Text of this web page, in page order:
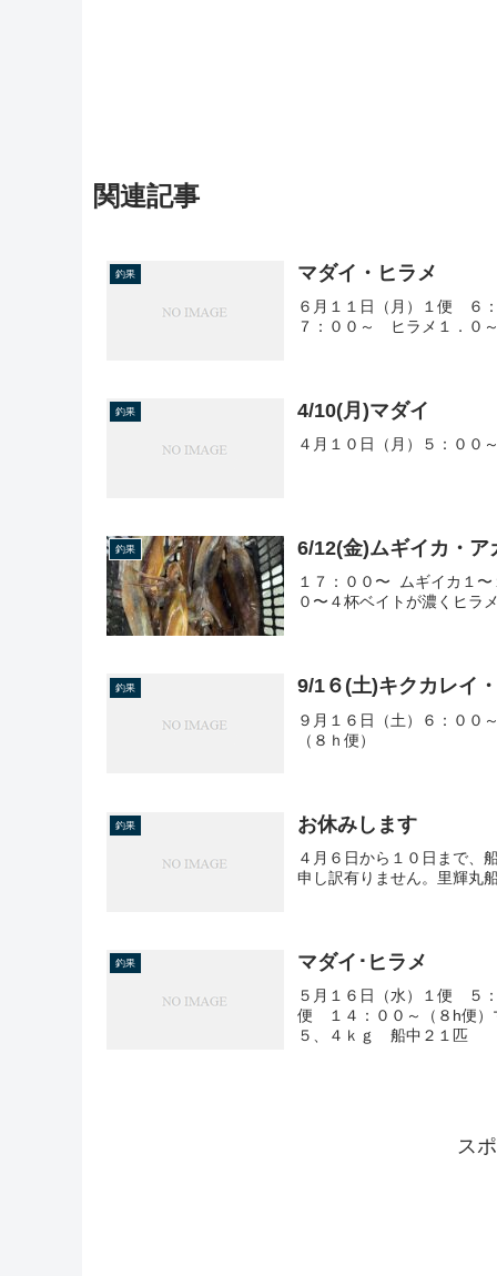
関連記事
釣果 マダイ・ヒラメ
６月１１日（月）１便 ６
７：００～ ヒラメ１．０
釣果 4/10(月)マダイ
４月１０日（月）５：００
釣果 6/12(金)ムギイカ・ア
１７：００〜 ムギイカ１
０〜４杯ベイトが濃くヒラ
釣果 9/1６(土)キクカレイ
９月１６日（土）６：００
（８ｈ便）
釣果 お休みします
４月６日から１０日まで、
申し訳有りません。里輝丸
釣果 マダイ･ヒラメ
５月１６日（水）１便 ５
便 １４：００～（８h便
５、４ｋｇ 船中２１匹
ス